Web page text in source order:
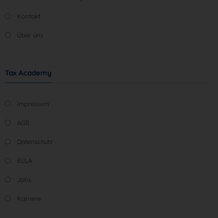
Kontakt
Über uns
Tax Academy
Impressum
AGB
Datenschutz
EULA
Jobs
Karriere